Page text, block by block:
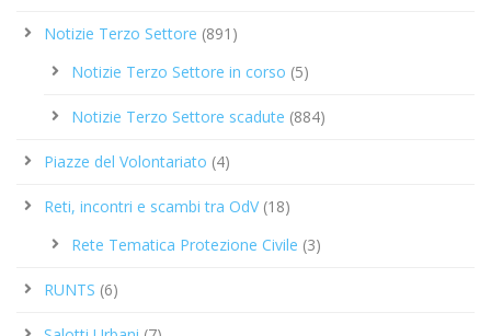
Notizie Terzo Settore (891)
Notizie Terzo Settore in corso (5)
Notizie Terzo Settore scadute (884)
Piazze del Volontariato (4)
Reti, incontri e scambi tra OdV(18)
Rete Tematica Protezione Civile (3)
RUNTS (6)